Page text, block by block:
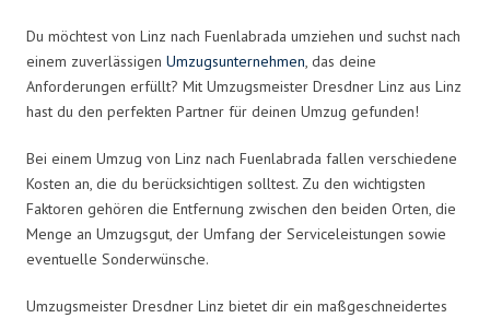
Du möchtest von Linz nach Fuenlabrada umziehen und suchst nach
einem zuverlässigen Umzugsunternehmen, das deine
Anforderungen erfüllt? Mit Umzugsmeister Dresdner Linz aus Linz
hast du den perfekten Partner für deinen Umzug gefunden!
Bei einem Umzug von Linz nach Fuenlabrada fallen verschiedene
Kosten an, die du berücksichtigen solltest. Zu den wichtigsten
Faktoren gehören die Entfernung zwischen den beiden Orten, die
Menge an Umzugsgut, der Umfang der Serviceleistungen sowie
eventuelle Sonderwünsche.
Umzugsmeister Dresdner Linz bietet dir ein maßgeschneidertes